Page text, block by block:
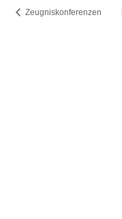
Zeugniskonferenzen